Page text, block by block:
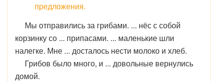
предложения.
Мы отправились за грибами. ... нёс с собой
корзинку со ... припасами. ... маленькие шли
налегке. Мне ... досталось нести молоко и хлеб.
Грибов было много, и ... довольные вернулись
домой.